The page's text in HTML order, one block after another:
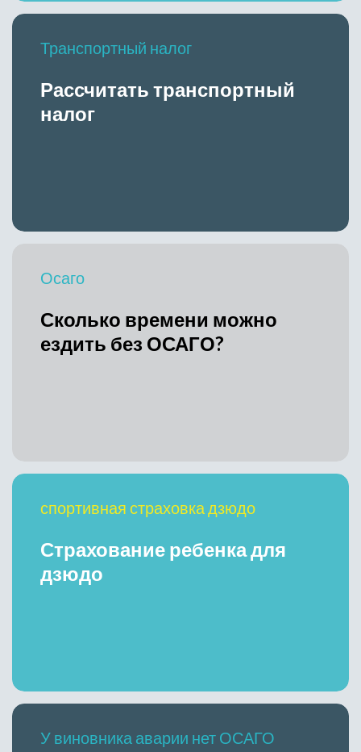
Транспортный налог
Рассчитать транспортный
налог
Осаго
Сколько времени можно
ездить без ОСАГО?
спортивная страховка дзюдо
Страхование ребенка для
дзюдо
У виновника аварии нет ОСАГО